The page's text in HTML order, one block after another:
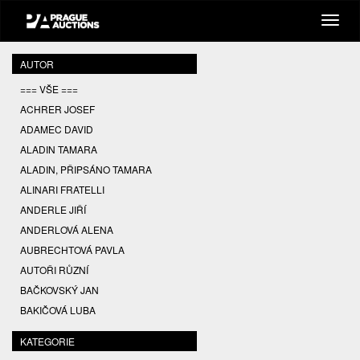
AUTOR
=== VŠE ===
ACHRER JOSEF
ADAMEC DAVID
ALADIN TAMARA
ALADIN, PŘIPSÁNO TAMARA
ALINARI FRATELLI
ANDERLE JIŘÍ
ANDERLOVÁ ALENA
AUBRECHTOVÁ PAVLA
AUTOŘI RŮZNÍ
BAČKOVSKÝ JAN
BAKIČOVÁ LUBA
BALCAR JIŘÍ
BALCAR KAREL
KATEGORIE